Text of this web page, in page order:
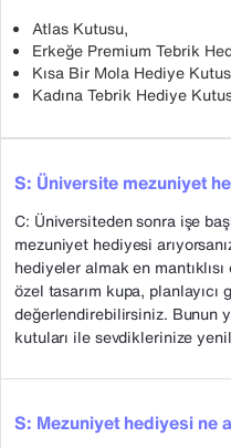
Atlas Kutusu,
Erkeğe Premium Tebrik
Kısa Bir Mola Hediye
Kadına Tebrik Hediye
S: Üniversite mezuniyet
C: Üniversiteden sonra işe
mezuniyet hediyesi
hediyeler almak en
özel tasarım kupa, planlayıcı
değerlendirebilirsiniz. Bunun
kutuları ile sevdiklerinize
S: Mezuniyet hediyesi ne